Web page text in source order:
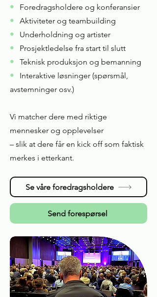
•
Foredragsholdere og konferansier
•
Aktiviteter og teambuilding
•
Underholdning og artister
•
Prosjektledelse fra start til slutt
•
Teknisk produksjon og bemanning
•
Interaktive løsninger (spørsmål,
avstemninger osv.)​
Vi matcher dere med riktige
mennesker og opplevelser
– slik at dere får en kick off som faktisk
merkes i etterkant.
Se våre foredragsholdere
Send forespørsel